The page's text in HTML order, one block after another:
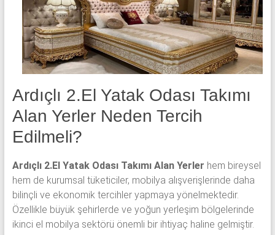
yatak
odası,
Avangard
yatak
odası,
yatak
odası
ve
Metebronz
odası
takımı
alınmaktadır.
Ardıçlı 2.El Yatak Odası Takımı
Alan Yerler Neden Tercih
Edilmeli?
Ardıçlı 2.El Yatak Odası Takımı Alan Yerler hem bireysel
hem de kurumsal tüketiciler, mobilya alışverişlerinde daha
bilinçli ve ekonomik tercihler yapmaya yönelmektedir.
Özellikle büyük şehirlerde ve yoğun yerleşim bölgelerinde
ikinci el mobilya sektörü önemli bir ihtiyaç haline gelmiştir.